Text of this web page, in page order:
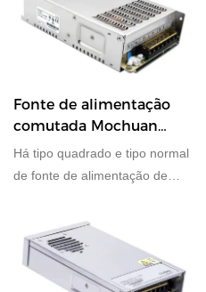
Fonte de alimentação
comutada Mochuan
com saída de sinal DC
OK integrada
Há tipo quadrado e tipo normal
de fonte de alimentação de
remoto com 350W 600W para
seleção